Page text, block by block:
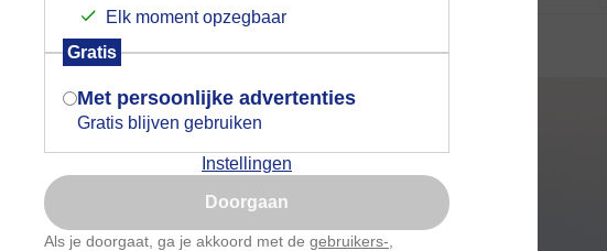
Elk moment opzegbaar
Gratis
Met persoonlijke advertenties
Gratis blijven gebruiken
Instellingen
Doorgaan
Als je doorgaat, ga je akkoord met de gebruikers-
VOGELS VLIEGEN
Indien je hier nog geen akkoord op hebt
gegeven, verschijnt er zo een pop-up uit
je browser waarin deze toestemming
gevraagd wordt.
Is goed, toon de popup
Nu niet, misschien later